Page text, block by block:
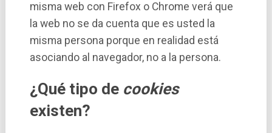
misma web con Firefox o Chrome verá que
la web no se da cuenta que es usted la
misma persona porque en realidad está
asociando al navegador, no a la persona.
¿Qué tipo de cookies
existen?